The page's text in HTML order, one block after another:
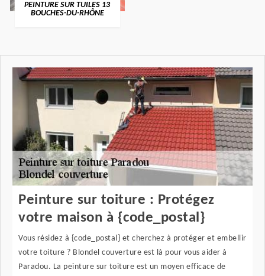
PEINTURE SUR TUILES 13
BOUCHES-DU-RHÔNE
Peinture sur toiture : Protégez
votre maison à {code_postal}
Vous résidez à {code_postal} et cherchez à protéger et embellir
votre toiture ? Blondel couverture est là pour vous aider à
Paradou. La peinture sur toiture est un moyen efficace de